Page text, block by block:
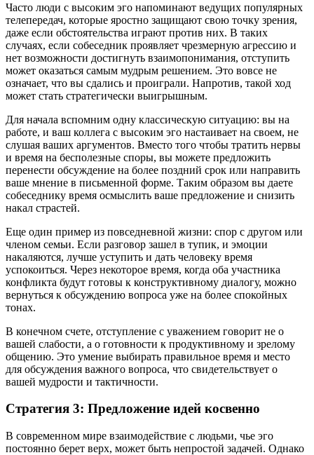
Часто люди с высоким эго напоминают ведущих популярных
телепередач, которые яростно защищают свою точку зрения,
даже если обстоятельства играют против них. В таких
случаях, если собеседник проявляет чрезмерную агрессию и
нет возможности достигнуть взаимопонимания, отступить
может оказаться самым мудрым решением. Это вовсе не
означает, что вы сдались и проиграли. Напротив, такой ход
может стать стратегически выигрышным.
Для начала вспомним одну классическую ситуацию: вы на
работе, и ваш коллега с высоким эго настаивает на своем, не
слушая ваших аргументов. Вместо того чтобы тратить нервы
и время на бесполезные споры, вы можете предложить
перенести обсуждение на более поздний срок или направить
ваше мнение в письменной форме. Таким образом вы даете
собеседнику время осмыслить ваше предложение и снизить
накал страстей.
Еще один пример из повседневной жизни: спор с другом или
членом семьи. Если разговор зашел в тупик, и эмоции
накаляются, лучше уступить и дать человеку время
успокоиться. Через некоторое время, когда оба участника
конфликта будут готовы к конструктивному диалогу, можно
вернуться к обсуждению вопроса уже на более спокойных
тонах.
В конечном счете, отступление с уважением говорит не о
вашей слабости, а о готовности к продуктивному и зрелому
общению. Это умение выбирать правильное время и место
для обсуждения важного вопроса, что свидетельствует о
вашей мудрости и тактичности.
Стратегия 3: Предложение идей косвенно
В современном мире взаимодействие с людьми, чье эго
постоянно берет верх, может быть непростой задачей. Однако